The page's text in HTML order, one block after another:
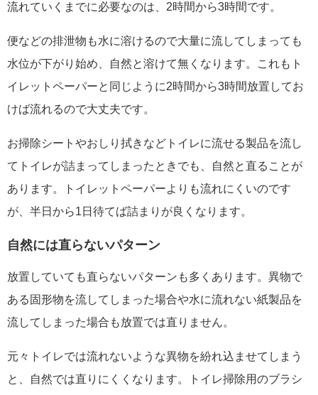
流れていくまでに必要なのは、2時間から3時間です。
便などの排泄物も水に溶けるので大量に流してしまっても
水位が下がり始め、自然と溶けて無くなります。これもト
イレットペーパーと同じように2時間から3時間放置してお
けば流れるので大丈夫です。
お掃除シートやおしり拭きなどトイレに流せる製品を流し
てトイレが詰まってしまったときでも、自然と直ることが
あります。トイレットペーパーよりも流れにくいのです
が、半日から1日待てば詰まりが良くなります。
自然には直らないパターン
放置していても直らないパターンも多くあります。異物で
ある固形物を流してしまった場合や水に流れない紙製品を
流してしまった場合も放置では直りません。
元々トイレでは流れないような異物を紛れ込ませてしまう
と、自然では直りにくくなります。トイレ掃除用のブラシ